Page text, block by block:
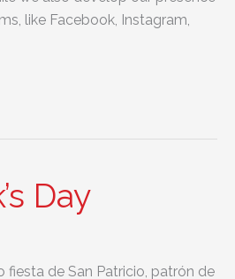
like Facebook, Instagram,
Day
fiesta de San Patricio, patrón de